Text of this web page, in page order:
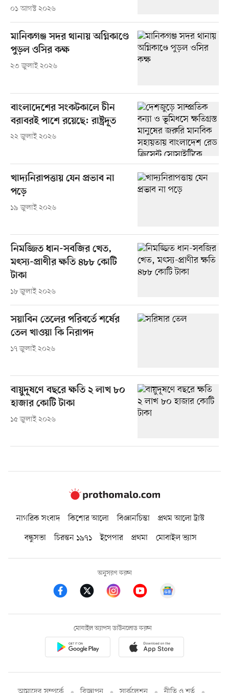
০১ আগস্ট ২০২৬
মানিকগঞ্জ সদর থানায় অগ্নিকাণ্ডে
পুড়ল ওসির কক্ষ
২৩ জুলাই ২০২৬
বাংলাদেশের সংকটকালে চীন
বরাবরই পাশে রয়েছে: রাষ্ট্রদূত
২২ জুলাই ২০২৬
খাদ্যনিরাপত্তায় যেন প্রভাব না
পড়ে
১৯ জুলাই ২০২৬
নিমজ্জিত ধান-সবজির খেত,
মৎস্য-প্রাণীর ক্ষতি ৪৮৮ কোটি
টাকা
১৮ জুলাই ২০২৬
সয়াবিন তেলের পরিবর্তে শর্ষের
তেল খাওয়া কি নিরাপদ
১৭ জুলাই ২০২৬
বায়ুদূষণে বছরে ক্ষতি ২ লাখ ৮০
হাজার কোটি টাকা
১৫ জুলাই ২০২৬
নাগরিক সংবাদ কিশোর আলো বিজ্ঞানচিন্তা
প্রথম আলো ট্রাস্ট
বন্ধুসভা
চিরন্তন ১৯৭১ ইপেপার প্রথমা মোবাইল ভ্যাস
অনুসরণ করুন
মোবাইল অ্যাপস ডাউনলোড করুন